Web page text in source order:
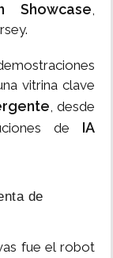
Showcase,
vitrina clave
, desde
de IA
de
fue el robot